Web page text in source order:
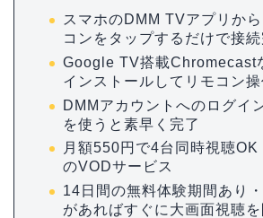
スマホのDMM TVアプリか
コンをタップするだけで接続
Google TV搭載Chromecast
インストールしてリモコン
DMMアカウントへのログイ
を使うと素早く完了
月額550円で4台同時視聴OK
のVODサービス
14日間の無料体験期間あり
があればすぐに大画面視聴